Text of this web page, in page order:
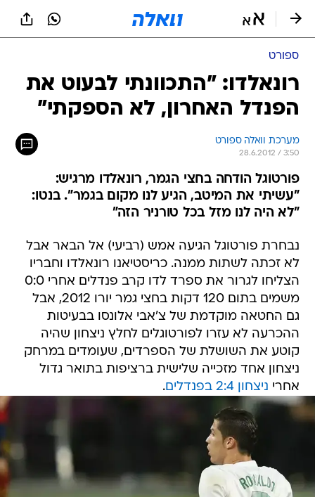
ספורט
רונאלדו: "התכוונתי לבעוט את
הפנדל האחרון, לא הספקתי"
מערכת וואלה ספורט
28.6.2012 / 3:50
פורטוגל הודחה בחצי הגמר, רונאלדו מרגיש:
"עשיתי את המיטב, הגיע לנו מקום בגמר". בנטו:
"לא היה לנו מזל בכל טורניר הזה"
נבחרת פורטוגל הגיעה אמש (רביעי) אל הבאר אבל
לא זכתה לשתות ממנה. כריסטיאנו רונאלדו וחבריו
הצליחו לגרור את ספרד לדו קרב פנדלים אחרי 0:0
משמים בתום 120 דקות בחצי גמר יורו 2012, אבל
גם החטאה מוקדמת של צ'אבי אלונסו בבעיטות
ההכרעה לא עזרו לפורטוגלים לחלץ ניצחון שהיה
קוטע את השושלת של הספרדים, שעומדים במרחק
ניצחון אחד מזכייה שלישית ברציפות בתואר גדול
אחרי ניצחון 2:4 בפנדלים .